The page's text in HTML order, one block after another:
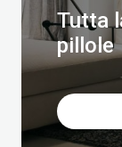
Tutta
pillole